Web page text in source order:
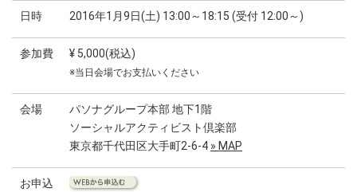
日時 2016年1月9日(土) 13:00～18:15 (受付 12:00～)
参加費 ¥ 5,000(税込)
※当日会場でお支払いください
会場
パソナグループ本部 地下1階
ソーシャルアクティビスト倶楽部
東京都千代田区大手町2-6-4 » MAP
お申込